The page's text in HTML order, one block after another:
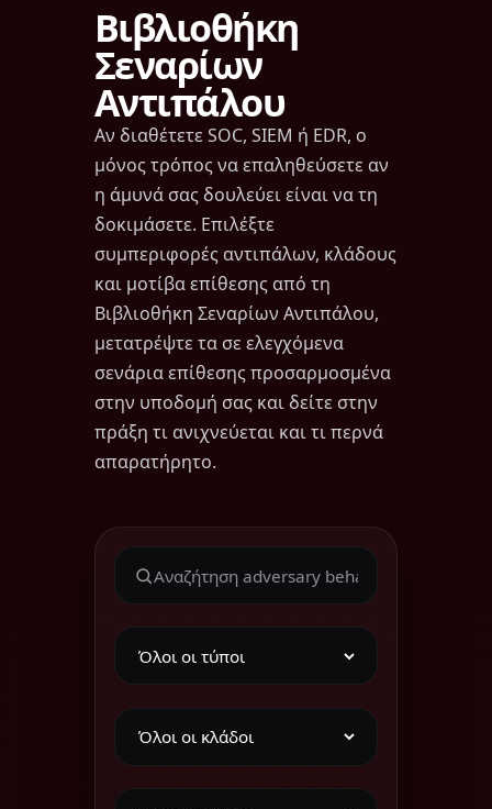
Βιβλιοθήκη
Σεναρίων
Αντιπάλου
Αν διαθέτετε SOC, SIEM ή EDR, ο
μόνος τρόπος να επαληθεύσετε αν
η άμυνά σας δουλεύει είναι να τη
δοκιμάσετε. Επιλέξτε
συμπεριφορές αντιπάλων, κλάδους
και μοτίβα επίθεσης από τη
Βιβλιοθήκη Σεναρίων Αντιπάλου,
μετατρέψτε τα σε ελεγχόμενα
σενάρια επίθεσης προσαρμοσμένα
στην υποδομή σας και δείτε στην
πράξη τι ανιχνεύεται και τι περνά
απαρατήρητο.